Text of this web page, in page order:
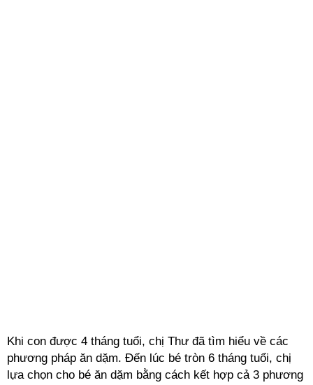
Khi con được 4 tháng tuổi, chị Thư đã tìm hiểu về các
phương pháp ăn dặm. Đến lúc bé tròn 6 tháng tuổi, chị
lựa chọn cho bé ăn dặm bằng cách kết hợp cả 3 phương